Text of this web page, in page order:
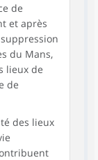
de
et après
du Mans,
lieux de
de
des lieux